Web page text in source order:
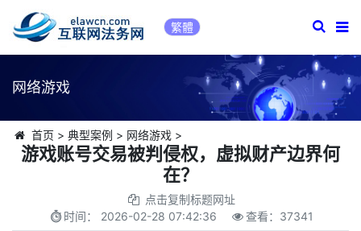
繁體
网络游戏
首页 > 典型案例 > 网络游戏>
游戏账号交易被判侵权，虚拟财产边界何
在？
点击复制标题网址
时间： 2026-02-28 07:42:36 查看： 37341